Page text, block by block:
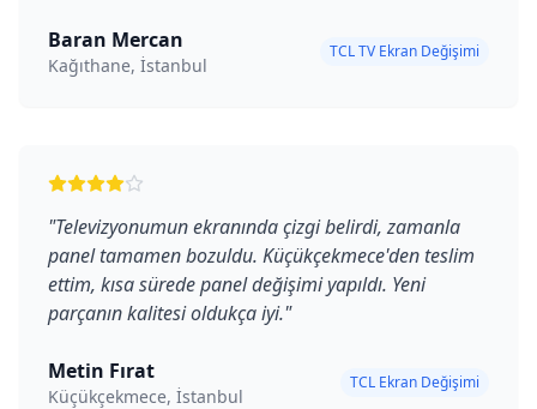
Baran Mercan
Kağıthane, İstanbul
TCL TV Ekran Değişimi
"Televizyonumun ekranında çizgi belirdi, zamanla
panel tamamen bozuldu. Küçükçekmece'den teslim
ettim, kısa sürede panel değişimi yapıldı. Yeni
parçanın kalitesi oldukça iyi."
Metin Fırat
Küçükçekmece, İstanbul
TCL Ekran Değişimi